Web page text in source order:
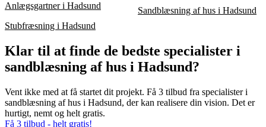
Anlægsgartner i Hadsund
Stubfræsning i Hadsund
Sandblæsning af hus i Hadsund
Klar til at finde de bedste specialister i
sandblæsning af hus i Hadsund?
Vent ikke med at få startet dit projekt. Få 3 tilbud fra specialister i
sandblæsning af hus i Hadsund, der kan realisere din vision. Det er
hurtigt, nemt og helt gratis.
Få 3 tilbud - helt gratis!